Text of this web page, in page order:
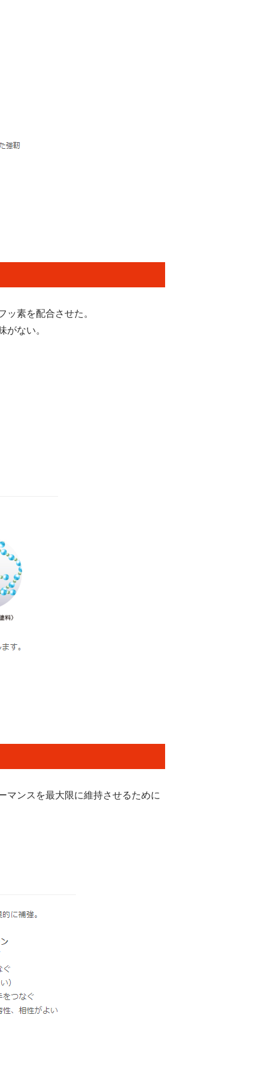
素を配合させた。
がない。
マンスを最大限に維持させるために